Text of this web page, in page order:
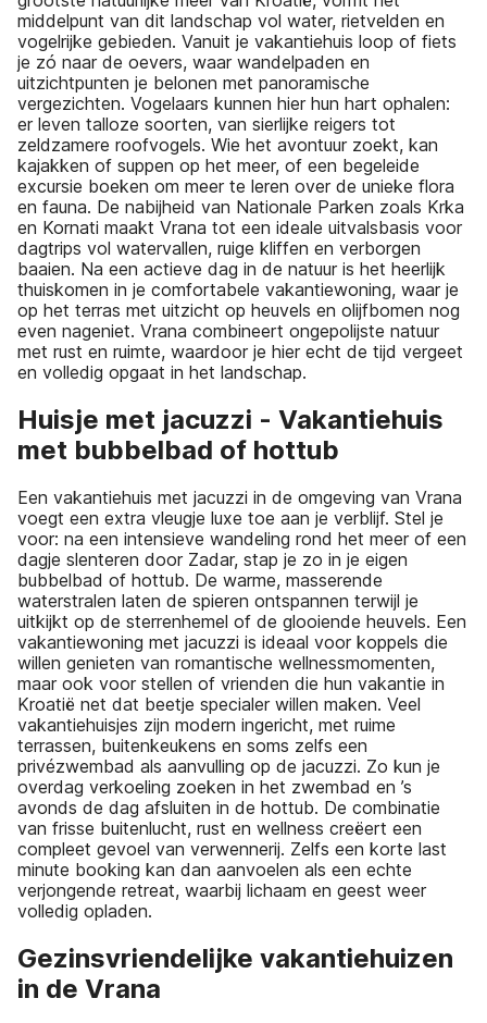
middelpunt van dit landschap vol water, rietvelden en
vogelrijke gebieden. Vanuit je vakantiehuis loop of fiets
je zó naar de oevers, waar wandelpaden en
uitzichtpunten je belonen met panoramische
vergezichten. Vogelaars kunnen hier hun hart ophalen:
er leven talloze soorten, van sierlijke reigers tot
zeldzamere roofvogels. Wie het avontuur zoekt, kan
kajakken of suppen op het meer, of een begeleide
excursie boeken om meer te leren over de unieke flora
en fauna. De nabijheid van Nationale Parken zoals Krka
en Kornati maakt Vrana tot een ideale uitvalsbasis voor
dagtrips vol watervallen, ruige kliffen en verborgen
baaien. Na een actieve dag in de natuur is het heerlijk
thuiskomen in je comfortabele vakantiewoning, waar je
op het terras met uitzicht op heuvels en olijfbomen nog
even nageniet. Vrana combineert ongepolijste natuur
met rust en ruimte, waardoor je hier echt de tijd vergeet
en volledig opgaat in het landschap.
Huisje met jacuzzi - Vakantiehuis
met bubbelbad of hottub
Een vakantiehuis met jacuzzi in de omgeving van Vrana
voegt een extra vleugje luxe toe aan je verblijf. Stel je
voor: na een intensieve wandeling rond het meer of een
dagje slenteren door Zadar, stap je zo in je eigen
bubbelbad of hottub. De warme, masserende
waterstralen laten de spieren ontspannen terwijl je
uitkijkt op de sterrenhemel of de glooiende heuvels. Een
vakantiewoning met jacuzzi is ideaal voor koppels die
willen genieten van romantische wellnessmomenten,
maar ook voor stellen of vrienden die hun vakantie in
Kroatië net dat beetje specialer willen maken. Veel
vakantiehuisjes zijn modern ingericht, met ruime
terrassen, buitenkeukens en soms zelfs een
privézwembad als aanvulling op de jacuzzi. Zo kun je
overdag verkoeling zoeken in het zwembad en ’s
avonds de dag afsluiten in de hottub. De combinatie
van frisse buitenlucht, rust en wellness creëert een
compleet gevoel van verwennerij. Zelfs een korte last
minute booking kan dan aanvoelen als een echte
verjongende retreat, waarbij lichaam en geest weer
volledig opladen.
Gezinsvriendelijke vakantiehuizen
in de Vrana